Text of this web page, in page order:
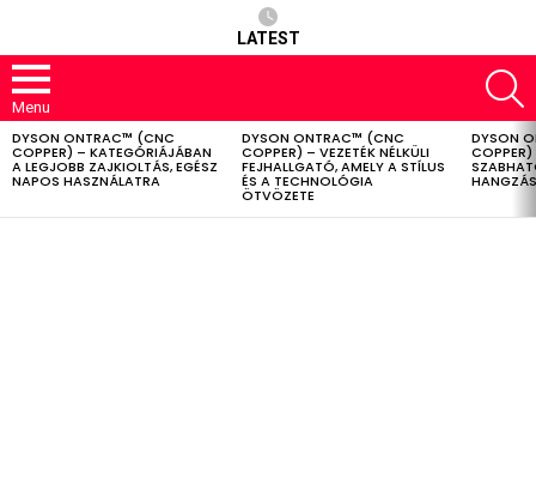
LATEST
Menu
LATEST
STORIES
DYSON ONTRAC™ (CNC
COPPER) – KATEGÓRIÁJÁBAN
A LEGJOBB ZAJKIOLTÁS, EGÉSZ
NAPOS HASZNÁLATRA
DYSON ONTRAC™ (CNC
COPPER) – VEZETÉK NÉLKÜLI
FEJHALLGATÓ, AMELY A STÍLUS
ÉS A TECHNOLÓGIA
ÖTVÖZETE
DYSON
COPPER)